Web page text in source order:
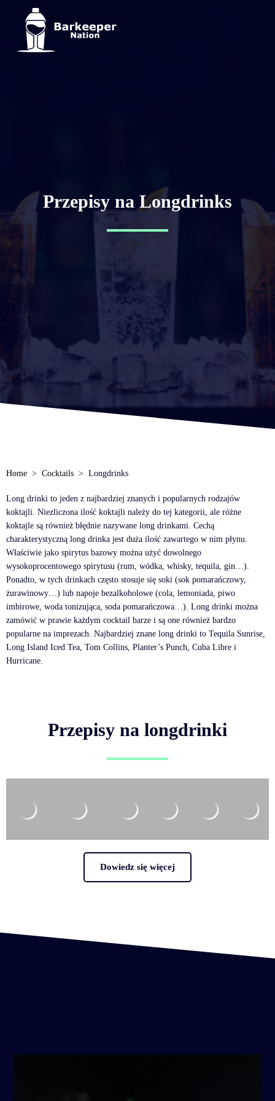
Przepisy na Longdrinks
Home Cocktails Longdrinks
Long drinki to jeden z najbardziej znanych i popularnych rodzajów
koktajli. Niezliczona ilość koktajli należy do tej kategorii, ale różne
koktajle są również błędnie nazywane long drinkami. Cechą
charakterystyczną long drinka jest duża ilość zawartego w nim płynu.
Właściwie jako spirytus bazowy można użyć dowolnego
wysokoprocentowego spirytusu (rum, wódka, whisky, tequila, gin…).
Ponadto, w tych drinkach często stosuje się soki (sok pomarańczowy,
żurawinowy…) lub napoje bezalkoholowe (cola, lemoniada, piwo
imbirowe, woda tonizująca, soda pomarańczowa…). Long drinki można
zamówić w prawie każdym cocktail barze i są one również bardzo
popularne na imprezach. Najbardziej znane long drinki to Tequila Sunrise,
Long Island Iced Tea, Tom Collins, Planter’s Punch, Cuba Libre i
Hurricane.
Przepisy na longdrinki
Dowiedz się więcej